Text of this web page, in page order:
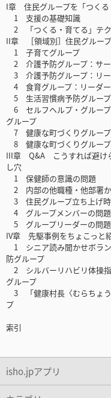
I章 住民グループを「つくる
1 支援の基礎知識
2 「つくる・育てる」テ
II章 ［領域別］住民グルー
1 子育てグループ
2 介護予防グループ：サ
3 介護予防グループ：リ
4 食育グループ：リーダ
5 生活習慣病予防グルー
6 セルフヘルプ・グループ
グループ
7 健康な町づくりグループ
8 健康な町づくりグルー
III章 Q&A こうすれば避け
し穴
1 保健師の意識の問題
2 内部の他職種・他部署
3 住民グループ立ち上げ
4 グループメンバーの問題
5 グループリーダーの問題
IV章 先駆事例をちょこっと
1 シニア読み聞かせボラン
防グループ
2 シルバーリハビリ体操指
グループ
3 「健康村長〈むらちょう
プ
索引
isho.jpアプリ